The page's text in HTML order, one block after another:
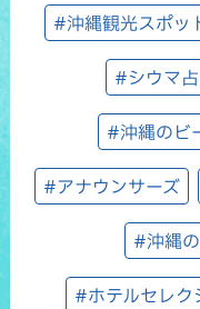
#沖縄観光スポッ
#シウマ
#沖縄のビ
#アナウンサーズ
#沖縄
#ホテルセレ